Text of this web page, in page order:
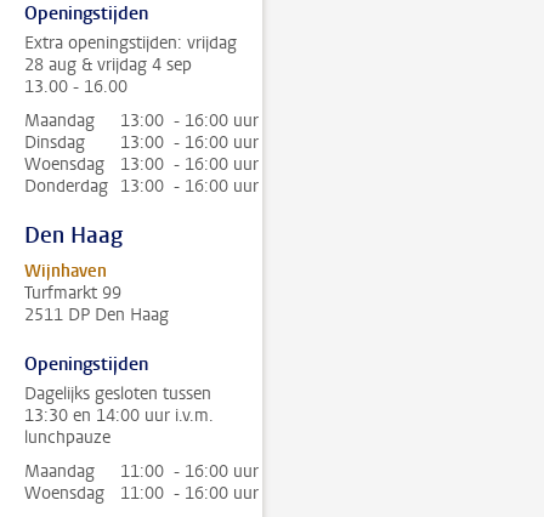
Openingstijden
Extra openingstijden: vrijdag
28 aug & vrijdag 4 sep
13.00 - 16.00
Maandag
13:00 - 16:00 uur
Dinsdag
13:00 - 16:00 uur
Woensdag
13:00 - 16:00 uur
Donderdag 13:00 - 16:00 uur
Den Haag
Wijnhaven
Turfmarkt 99
2511 DP Den Haag
Openingstijden
Dagelijks gesloten tussen
13:30 en 14:00 uur i.v.m.
lunchpauze
Maandag
11:00 - 16:00 uur
Woensdag
11:00 - 16:00 uur